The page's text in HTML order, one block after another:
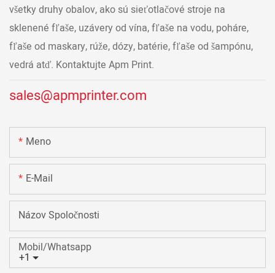
všetky druhy obalov, ako sú sieťotlačové stroje na
sklenené fľaše, uzávery od vína, fľaše na vodu, poháre,
fľaše od maskary, rúže, dózy, batérie, fľaše od šampónu,
vedrá atď. Kontaktujte Apm Print.
sales@apmprinter.com
Meno
E-Mail
Názov Spoločnosti
+1
Mobil/Whatsapp